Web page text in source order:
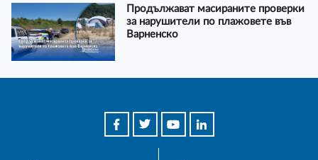
Продължават масираните проверки
за нарушители по плажовете във
Варненско